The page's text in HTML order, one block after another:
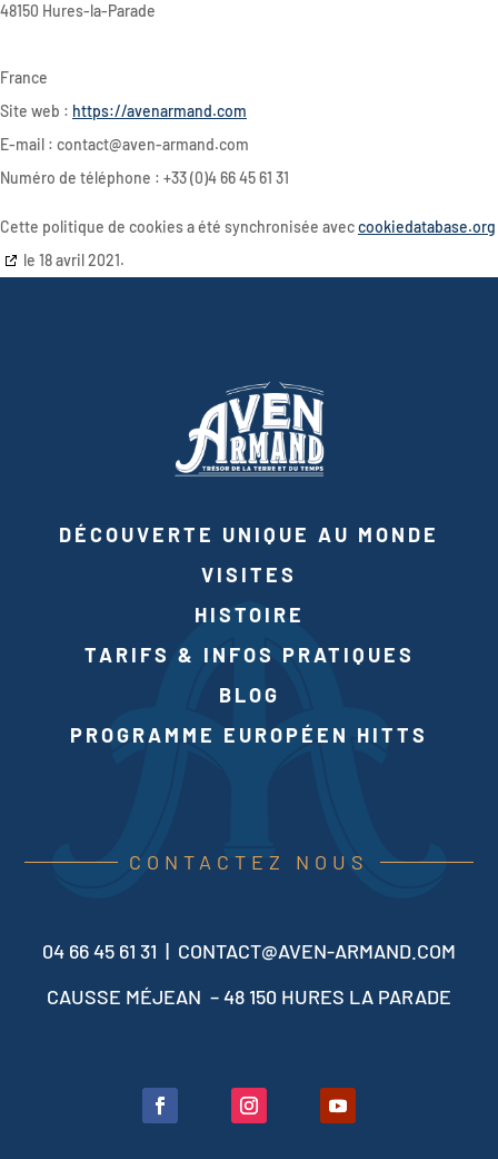
48150 Hures-la-Parade
France
Site web : https://avenarmand.com
E-mail : contact@aven-armand.com
Numéro de téléphone : +33 (0)4 66 45 61 31
Cette politique de cookies a été synchronisée aveccookiedatabase.org
le 18 avril 2021.
DÉCOUVERTE UNIQUE AU MONDE
VISITES
HISTOIRE
TARIFS & INFOS PRATIQUES
BLOG
PROGRAMME EUROPÉEN HITTS
CONTACTEZ NOUS
04 66 45 61 31 | CONTACT@AVEN-ARMAND.COM
CAUSSE MÉJEAN – 48 150 HURES LA PARADE